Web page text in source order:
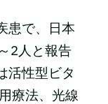
患で、日本
2人と報告
活性型ビタ
療法、光線